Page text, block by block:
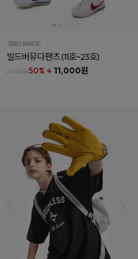
빌드버뮤다팬츠(11호~23호)
21,900원50% ↓ 11,000원